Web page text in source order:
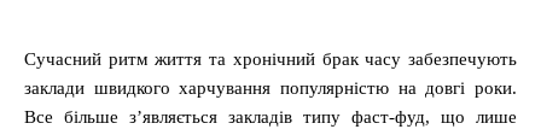
Сучасний ритм життя та хронічний брак часу забезпечують
заклади швидкого харчування популярністю на довгі роки.
Все більше з’являється закладів типу фаст-фуд, що лише